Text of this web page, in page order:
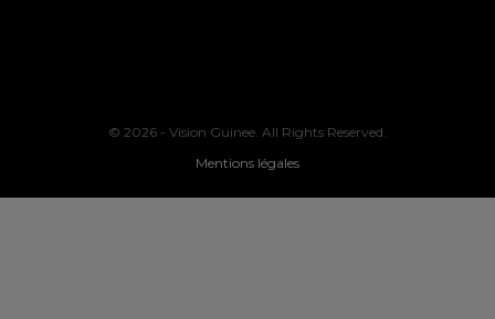
© 2026 - Vision Guinee. All Rights Reserved.
Mentions légales